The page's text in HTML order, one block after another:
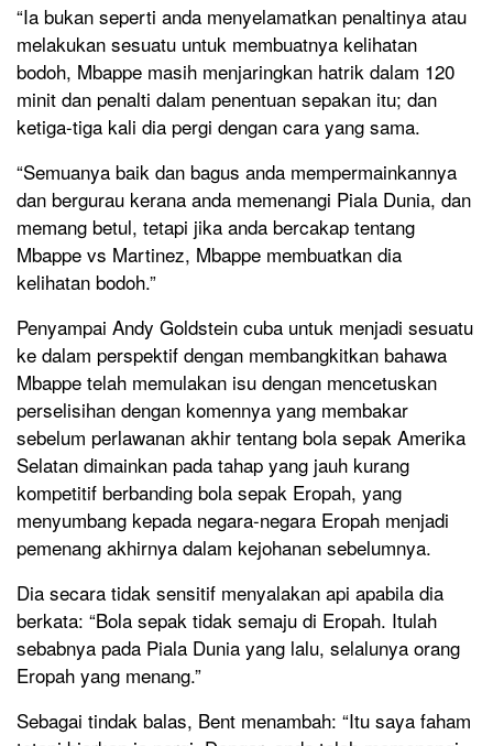
“Ia bukan seperti anda menyelamatkan penaltinya atau
melakukan sesuatu untuk membuatnya kelihatan
bodoh, Mbappe masih menjaringkan hatrik dalam 120
minit dan penalti dalam penentuan sepakan itu; dan
ketiga-tiga kali dia pergi dengan cara yang sama.
“Semuanya baik dan bagus anda mempermainkannya
dan bergurau kerana anda memenangi Piala Dunia, dan
memang betul, tetapi jika anda bercakap tentang
Mbappe vs Martinez, Mbappe membuatkan dia
kelihatan bodoh.”
Penyampai Andy Goldstein cuba untuk menjadi sesuatu
ke dalam perspektif dengan membangkitkan bahawa
Mbappe telah memulakan isu dengan mencetuskan
perselisihan dengan komennya yang membakar
sebelum perlawanan akhir tentang bola sepak Amerika
Selatan dimainkan pada tahap yang jauh kurang
kompetitif berbanding bola sepak Eropah, yang
menyumbang kepada negara-negara Eropah menjadi
pemenang akhirnya dalam kejohanan sebelumnya.
Dia secara tidak sensitif menyalakan api apabila dia
berkata: “Bola sepak tidak semaju di Eropah. Itulah
sebabnya pada Piala Dunia yang lalu, selalunya orang
Eropah yang menang.”
Sebagai tindak balas, Bent menambah: “Itu saya faham